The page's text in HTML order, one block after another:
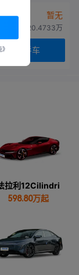
暂无
导价：920.4733万
二手车
拉利12Cilindri
598.80万起